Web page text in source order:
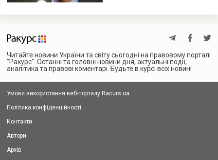
Читайте новини України та світу сьогодні на правовому порталі
"Ракурс". Останні та головні новини дня, актуальні події,
аналітика та правові коментарі. Будьте в курсі всіх новин!
Умови використання веб-порталу Racurs.ua
Політика конфіденційності
Контакти
Автори
Архів